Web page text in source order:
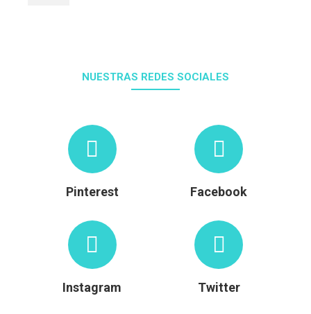
NUESTRAS REDES SOCIALES
Pinterest Facebook
Instagram Twitter